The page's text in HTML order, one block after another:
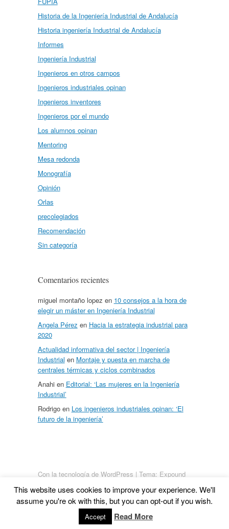
Historia de la Ingeniería Industrial de Andalucía
Historia ingeniería Industrial de Andalucía
Informes
Ingeniería Industrial
Ingenieros en otros campos
Ingenieros industriales opinan
Ingenieros inventores
Ingenieros por el mundo
Los alumnos opinan
Mentoring
Mesa redonda
Monografía
Opinión
Orlas
precolegiados
Recomendación
Sin categoría
Comentarios recientes
miguel montaño lopez en 10 consejos a la hora de
elegir un máster en Ingeniería Industrial
Angela Pérez en Hacia la estrategia industrial para
2020
Actualidad informativa del sector | Ingeniería
Industrial en Montaje y puesta en marcha de
centrales térmicas y ciclos combinados
Anahi en Editorial: ‘Las mujeres en la Ingeniería
Industrial’
Rodrigoen Los ingenieros industriales opinan: ‘El
futuro de la ingeniería’
Con la tecnología de WordPress | Tema: Expound
This website uses cookies to improve your experience. We'll
assume you're ok with this, but you can opt-out if you wish.
Accept Read More